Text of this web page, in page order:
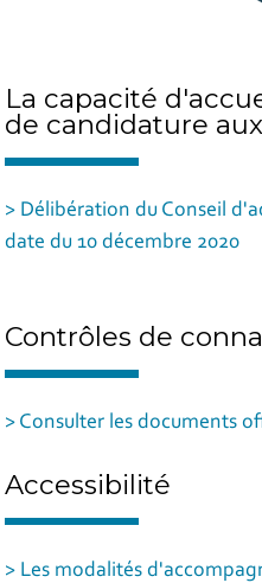
La capacité
de candidature
> Délibération du Conseil
date du 10 décembre 2020
Contrôles de
> Consulter les documents
Accessibilité
> Les modalités